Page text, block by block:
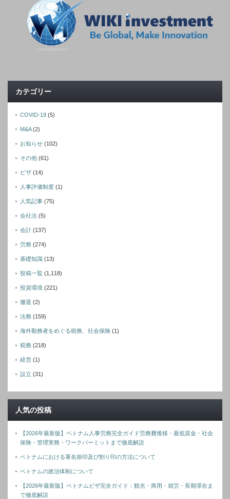
カテゴリー
COVID-19 (5)
M&A(2)
お知らせ (102)
その他 (61)
ビザ (14)
人事評価制度 (1)
人気記事 (75)
会社法 (5)
会計 (137)
労務 (274)
基礎知識 (13)
投稿一覧 (1,118)
投資環境 (221)
撤退 (2)
法務 (159)
海外勤務者をめぐる税務、社会保険 (1)
税務 (218)
経営 (1)
設立 (31)
人気の投稿
【2026年最新版】ベトナム人事労務完全ガイド労務費推移・最低賃金・社会
保険・管理実務・ワークパーミットまで徹底解説
ベトナムにおける署名捺印及び割り印の方法について
ベトナムの政治体制について
【2026年最新版】ベトナムビザ完全ガイド：観光・商用・就労・長期滞在ま
で徹底解説